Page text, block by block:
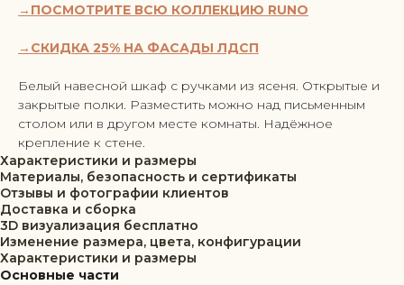
→ПОСМОТРИТЕ ВСЮ КОЛЛЕКЦИЮ RUNO
→СКИДКА 25% НА ФАСАДЫ ЛДСП
Белый навесной шкаф с ручками из ясеня. Открытые и
закрытые полки. Разместить можно над письменным
столом или в другом месте комнаты. Надёжное
крепление к стене.
Характеристики и размеры
Материалы, безопасность и сертификаты
Отзывы и фотографии клиентов
Доставка и сборка
3D визуализация бесплатно
Изменение размера, цвета, конфигурации
Характеристики и размеры
Основные части